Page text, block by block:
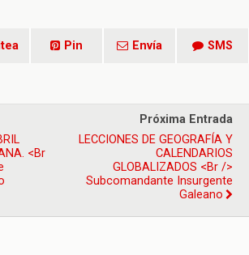
Pin Envía SMS
<br
Próxima Entrada
LECCIONES DE GEOGRAFÍA Y
CALENDARIOS
GLOBALIZADOS <br />
Subcomandante Insurgente
Galeano